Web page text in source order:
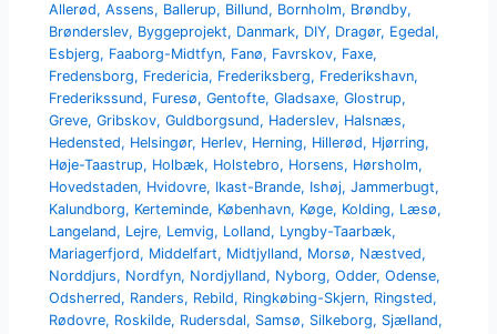
Allerød,Assens, Ballerup, Billund, Bornholm, Brøndby,
Brønderslev, Byggeprojekt, Danmark, DIY, Dragør, Egedal,
Esbjerg, Faaborg-Midtfyn, Fanø, Favrskov, Faxe,
Fredensborg, Fredericia, Frederiksberg, Frederikshavn,
Frederikssund, Furesø,Gentofte,Gladsaxe,Glostrup,
Greve,Gribskov,Guldborgsund, Haderslev, Halsnæs,
Hedensted, Helsingør, Herlev, Herning, Hillerød, Hjørring,
Høje-Taastrup, Holbæk, Holstebro, Horsens, Hørsholm,
Hovedstaden, Hvidovre, Ikast-Brande, Ishøj,Jammerbugt,
Kalundborg, Kerteminde, København, Køge, Kolding, Læsø,
Langeland, Lejre, Lemvig, Lolland, Lyngby-Taarbæk,
Mariagerfjord, Middelfart, Midtjylland, Morsø, Næstved,
Norddjurs, Nordfyn, Nordjylland, Nyborg,Odder,Odense,
Odsherred, Randers, Rebild, Ringkøbing-Skjern, Ringsted,
Rødovre, Roskilde, Rudersdal, Samsø, Silkeborg, Sjælland,